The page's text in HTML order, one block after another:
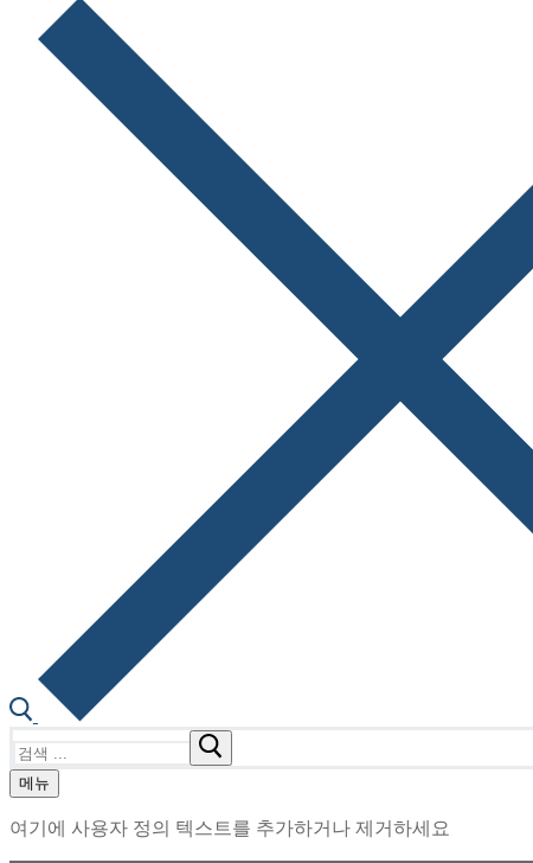
색
메뉴
여기에 사용자 정의 텍스트를 추가하거나 제거하세요